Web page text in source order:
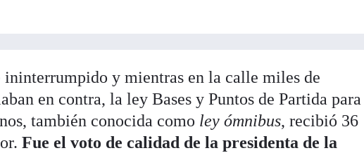
ininterrumpido y mientras en la calle miles de
en contra, la ley Bases y Puntos de Partida para
también conocida como ley ómnibus, recibió 36
Fue el voto de calidad de la presidenta de la